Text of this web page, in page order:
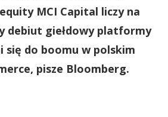
MCI Capital liczy na
debiut giełdowy platformy
się do boomu w polskim
pisze Bloomberg.